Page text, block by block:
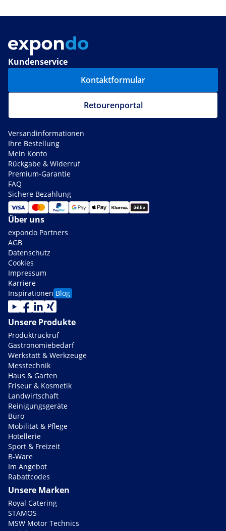
Kundenservice
Kontaktformular
Retourenportal
Versandinformationen
Ihre Bestellung
Mein Konto
Rückgabe & Widerruf
Premium-Garantie
FAQ
Sichere Bezahlung
Über uns
expondo Partners
AGB
Datenschutz
Cookies
Impressum
Karriere
Inspirationen Blog
Unsere Produkte
Produktrückruf
Gastronomiebedarf
Werkstatt & Werkzeuge
Messtechnik
Haus & Garten
Friseur & Kosmetik
Landwirtschaft
Reinigungsgeräte
Büro
Mobilität & Pflege
Hotellerie
Sport & Freizeit
B-Ware
Im Angebot
Rabattcodes
Unsere Marken
Royal Catering
STAMOS
MSW Motor Technics